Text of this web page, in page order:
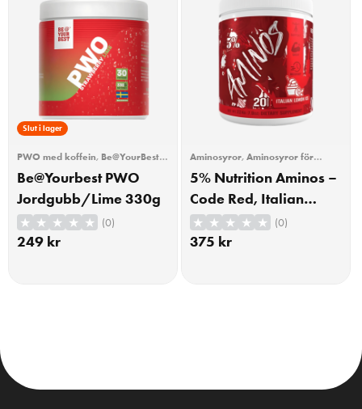
Slut i lager
PWO med koffein, Be@YourBest,
Pre-workout (PWO) ,Träning
Be@Yourbest PWO
Jordgubb/Lime 330g
(0)
249 kr
Aminosyror, Aminosyror för
träning , BCAA , BCAA/EAA
Träning
5% Nutrition Aminos –
Code Red, Italian
Lemon Ice – 224
grams
(0)
375 kr